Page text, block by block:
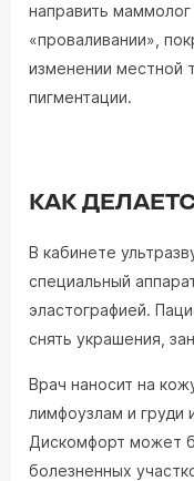
направить
«проваливании»,
изменении местной
пигментации.
КАК
В кабинете
специальный
эластографией.
снять украшения,
Врач наносит на
лимфоузлам и груди
Дискомфорт может
болезненных